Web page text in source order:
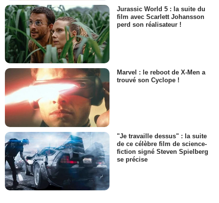
Jurassic World 5 : la suite du
film avec Scarlett Johansson
perd son réalisateur !
Marvel : le reboot de X-Men a
trouvé son Cyclope !
"Je travaille dessus" : la suite
de ce célèbre film de science-
fiction signé Steven Spielberg
se précise